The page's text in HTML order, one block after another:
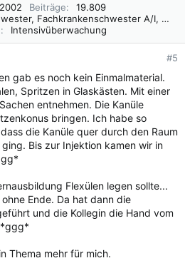
Beiträge
19.809
Krankenschwester, Fachkrankenschwester A/I, Praxisbegleiter Basale Stimulation
Intensivüberwachung
#5
gab es noch kein Einmalmaterial.
Spritzen in Glaskästen. Mit einer
entnehmen. Die Kanüle
bringen. Ich habe so
die Kanüle quer durch den Raum
Bis zur Injektion kamen wir in
Flexülen legen sollte...
Ende. Da hat dann die
und die Kollegin die Hand vom
Thema mehr für mich.